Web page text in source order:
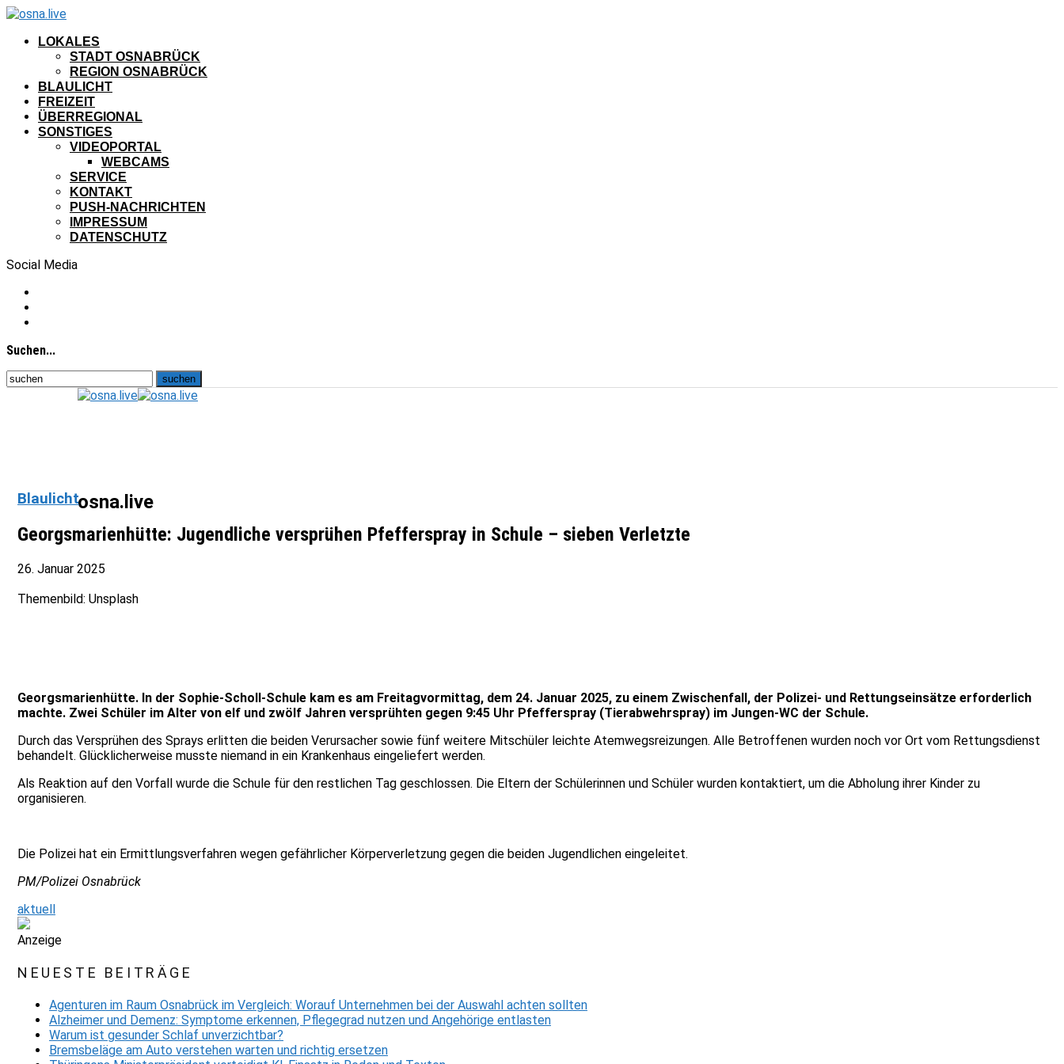
LOKALES
STADT OSNABRÜCK
REGION OSNABRÜCK
BLAULICHT
FREIZEIT
ÜBERREGIONAL
SONSTIGES
VIDEOPORTAL
WEBCAMS
SERVICE
KONTAKT
PUSH-NACHRICHTEN
IMPRESSUM
DATENSCHUTZ
Social Media
Suchen...
osna.live
Blaulicht
Georgsmarienhütte: Jugendliche versprühen Pfefferspray in Schule – sieben Verletzte
26. Januar 2025
Themenbild: Unsplash
Georgsmarienhütte. In der Sophie-Scholl-Schule kam es am Freitagvormittag, dem 24. Januar 2025, zu einem Zwischenfall, der Polizei- und Rettungseinsätze erforderlich
machte. Zwei Schüler im Alter von elf und zwölf Jahren versprühten gegen 9:45 Uhr Pfefferspray (Tierabwehrspray) im Jungen-WC der Schule.
Durch das Versprühen des Sprays erlitten die beiden Verursacher sowie fünf weitere Mitschüler leichte Atemwegsreizungen. Alle Betroffenen wurden noch vor Ort vom Rettungsdienst
behandelt. Glücklicherweise musste niemand in ein Krankenhaus eingeliefert werden.
Als Reaktion auf den Vorfall wurde die Schule für den restlichen Tag geschlossen. Die Eltern der Schülerinnen und Schüler wurden kontaktiert, um die Abholung ihrer Kinder zu
organisieren.
Die Polizei hat ein Ermittlungsverfahren wegen gefährlicher Körperverletzung gegen die beiden Jugendlichen eingeleitet.
PM/Polizei Osnabrück
aktuell
Anzeige
NEUESTE BEITRÄGE
Agenturen im Raum Osnabrück im Vergleich: Worauf Unternehmen bei der Auswahl achten sollten
Alzheimer und Demenz: Symptome erkennen, Pflegegrad nutzen und Angehörige entlasten
Warum ist gesunder Schlaf unverzichtbar?
Bremsbeläge am Auto verstehen warten und richtig ersetzen